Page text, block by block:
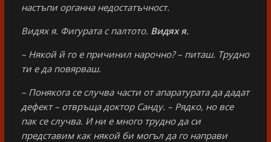
настъпи органна недостатъчност.
Видях я. Фигурата с палтото. Видях я.
– Някой й го е причинил нарочно? – питаш. Трудно
ти е да повярваш.
– Понякога се случва части от апаратурата да дадат
дефект – отвръща доктор Санду. – Рядко, но все
пак се случва. И ни е много трудно да си
представим как някой би могъл да го направи